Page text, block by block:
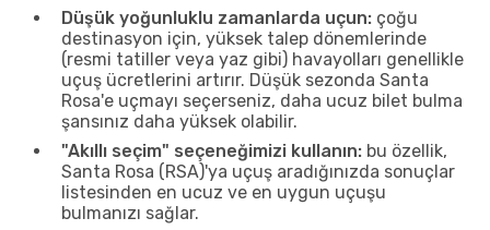
Düşük yoğunluklu zamanlarda uçun: çoğu
destinasyon için, yüksek talep dönemlerinde
(resmi tatiller veya yaz gibi) havayolları genellikle
uçuş ücretlerini artırır. Düşük sezonda Santa
Rosa'e uçmayı seçerseniz, daha ucuz bilet bulma
şansınız daha yüksek olabilir.
"Akıllı seçim" seçeneğimizi kullanın: bu özellik,
Santa Rosa (RSA)'ya uçuş aradığınızda sonuçlar
listesinden en ucuz ve en uygun uçuşu
bulmanızı sağlar.